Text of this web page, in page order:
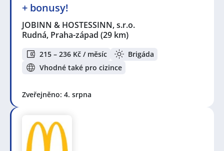
+ bonusy!
JOBINN & HOSTESSINN, s.r.o.
Rudná, Praha-západ (29 km)
215 – 236 Kč / měsíc
Brigáda
Vhodné také pro cizince
Zveřejněno: 4. srpna